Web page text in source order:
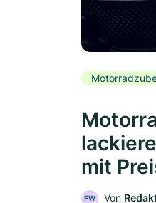
mit
FW Von